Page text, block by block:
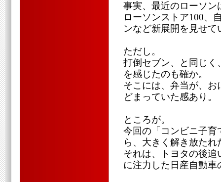
事実、最近のローソン
ローソンストア100、
ンなど新展開を見せて
ただし。
打倒セブン、と同じく
を感じたのも確か。
そこには、弁当が、
どまっていた感あり。
ところが。
今回の「コンビニ子育
ら、大きく解き放た
それは、トヨタの後
に注力した日産自動車